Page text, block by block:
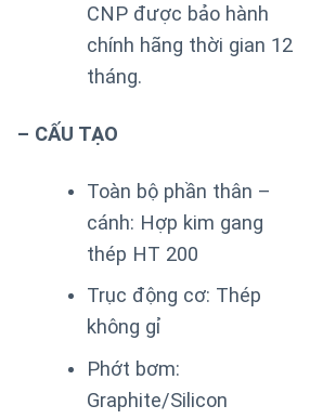
CNP được bảo hành
chính hãng thời gian 12
tháng.
– CẤU TẠO
Toàn bộ phần thân –
cánh: Hợp kim gang
thép HT 200
Trục động cơ: Thép
không gỉ
Phớt bơm:
Graphite/Silicon